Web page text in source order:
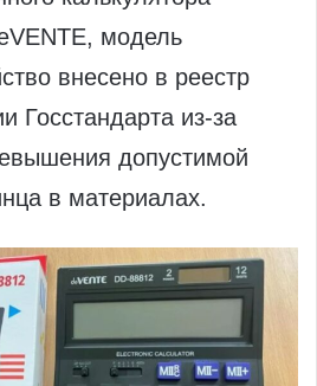
модель
внесено в реестр
Госстандарта из‑за
допустимой
в материалах.